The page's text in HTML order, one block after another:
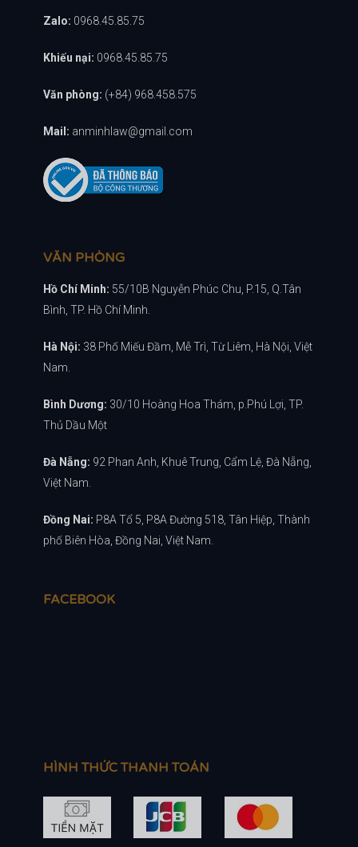
Zalo: 0968.45.85.75
Khiếu nại: 0968.45.85.75
Văn phòng: (+84) 968.458.575
Mail: anminhlaw@gmail.com
VĂN PHÒNG
Hồ Chí Minh: 55/10B Nguyễn Phúc Chu, P.15, Q.Tân
Bình, TP. Hồ Chí Minh.
Hà Nội: 38 Phố Miếu Đầm, Mễ Trì, Từ Liêm, Hà Nội, Việt
Nam.
Bình Dương: 30/10 Hoàng Hoa Thám, p.Phú Lợi, TP.
Thủ Dầu Một
Đà Nẵng: 92 Phan Anh, Khuê Trung, Cẩm Lệ, Đà Nẵng,
Việt Nam.
Đồng Nai: P8A Tổ 5, P8A Đường 518, Tân Hiệp, Thành
phố Biên Hòa, Đồng Nai, Việt Nam.
FACEBOOK
HÌNH THỨC THANH TOÁN